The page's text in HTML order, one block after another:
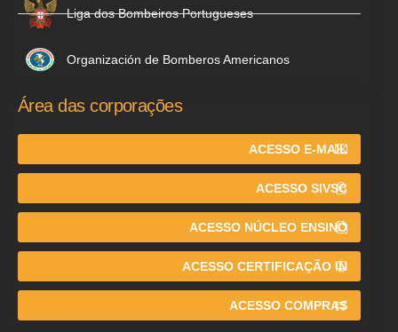
Liga dos Bombeiros Portugueses
Organización de Bomberos Americanos
Área das corporações
ACESSO E-MAIL
ACESSO SIVSC
ACESSO NÚCLEO ENSINO
ACESSO CERTIFICAÇÃO IN
ACESSO COMPRAS